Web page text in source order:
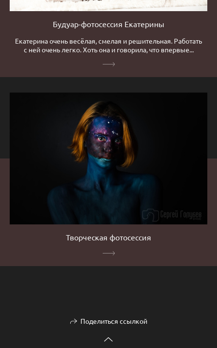
Будуар-фотосессия Екатерины
Екатерина очень весёлая, смелая и решительная. Работать
с ней очень легко. Хоть она и говорила, что впервые...
Творческая фотосессия
Поделиться ссылкой